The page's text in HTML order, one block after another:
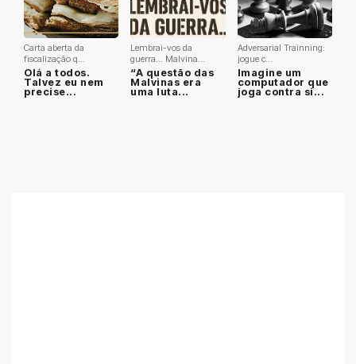
Carta aberta da
fiscalização q...
Olá a todos.
Talvez eu nem
precise...
Lembrai-vos da
guerra… Malvina...
“A questão das
Malvinas era
uma luta...
Adversarial Trainning:
jogue c...
Imagine um
computador que
joga contra si...